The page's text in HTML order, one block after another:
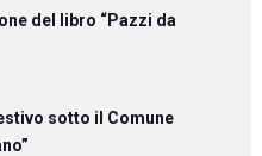
del libro “Pazzi da
sotto il Comune